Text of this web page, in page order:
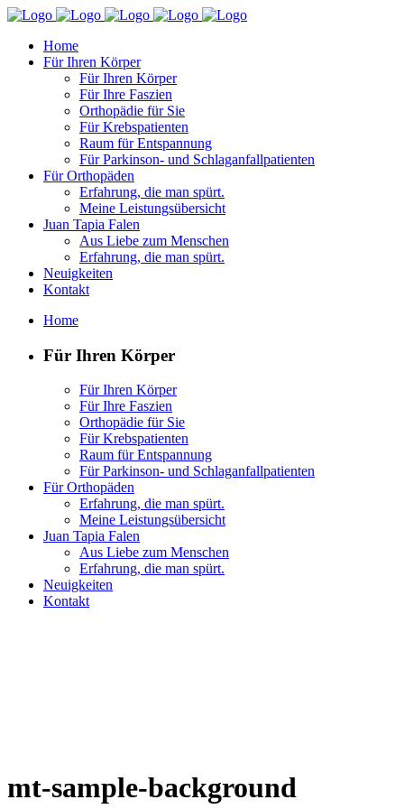
Home
Für Ihren Körper
Für Ihren Körper
Für Ihre Faszien
Orthopädie für Sie
Für Krebspatienten
Raum für Entspannung
Für Parkinson- und Schlaganfallpatienten
Für Orthopäden
Erfahrung, die man spürt.
Meine Leistungsübersicht
Juan Tapia Falen
Aus Liebe zum Menschen
Erfahrung, die man spürt.
Neuigkeiten
Kontakt
Home
Für Ihren Körper
Für Ihren Körper
Für Ihre Faszien
Orthopädie für Sie
Für Krebspatienten
Raum für Entspannung
Für Parkinson- und Schlaganfallpatienten
Für Orthopäden
Erfahrung, die man spürt.
Meine Leistungsübersicht
Juan Tapia Falen
Aus Liebe zum Menschen
Erfahrung, die man spürt.
Neuigkeiten
Kontakt
mt-sample-background